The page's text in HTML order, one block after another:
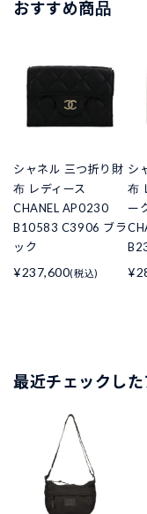
おすすめ商品
シャネル 三つ折り財
布 レディース
CHANEL AP0230
B10583 C3906 ブラ
ック
¥237,600(税込)
シ
布
ー
最近チェックした